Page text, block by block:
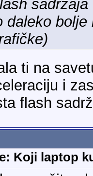
daleko bolje
ti na
i
flash
Koji laptop